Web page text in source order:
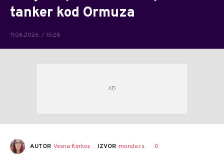
tanker kod Ormuza
11.06.2026. / 15:28
AUTOR Vesna Kerkez IZVOR mondo.rs 0